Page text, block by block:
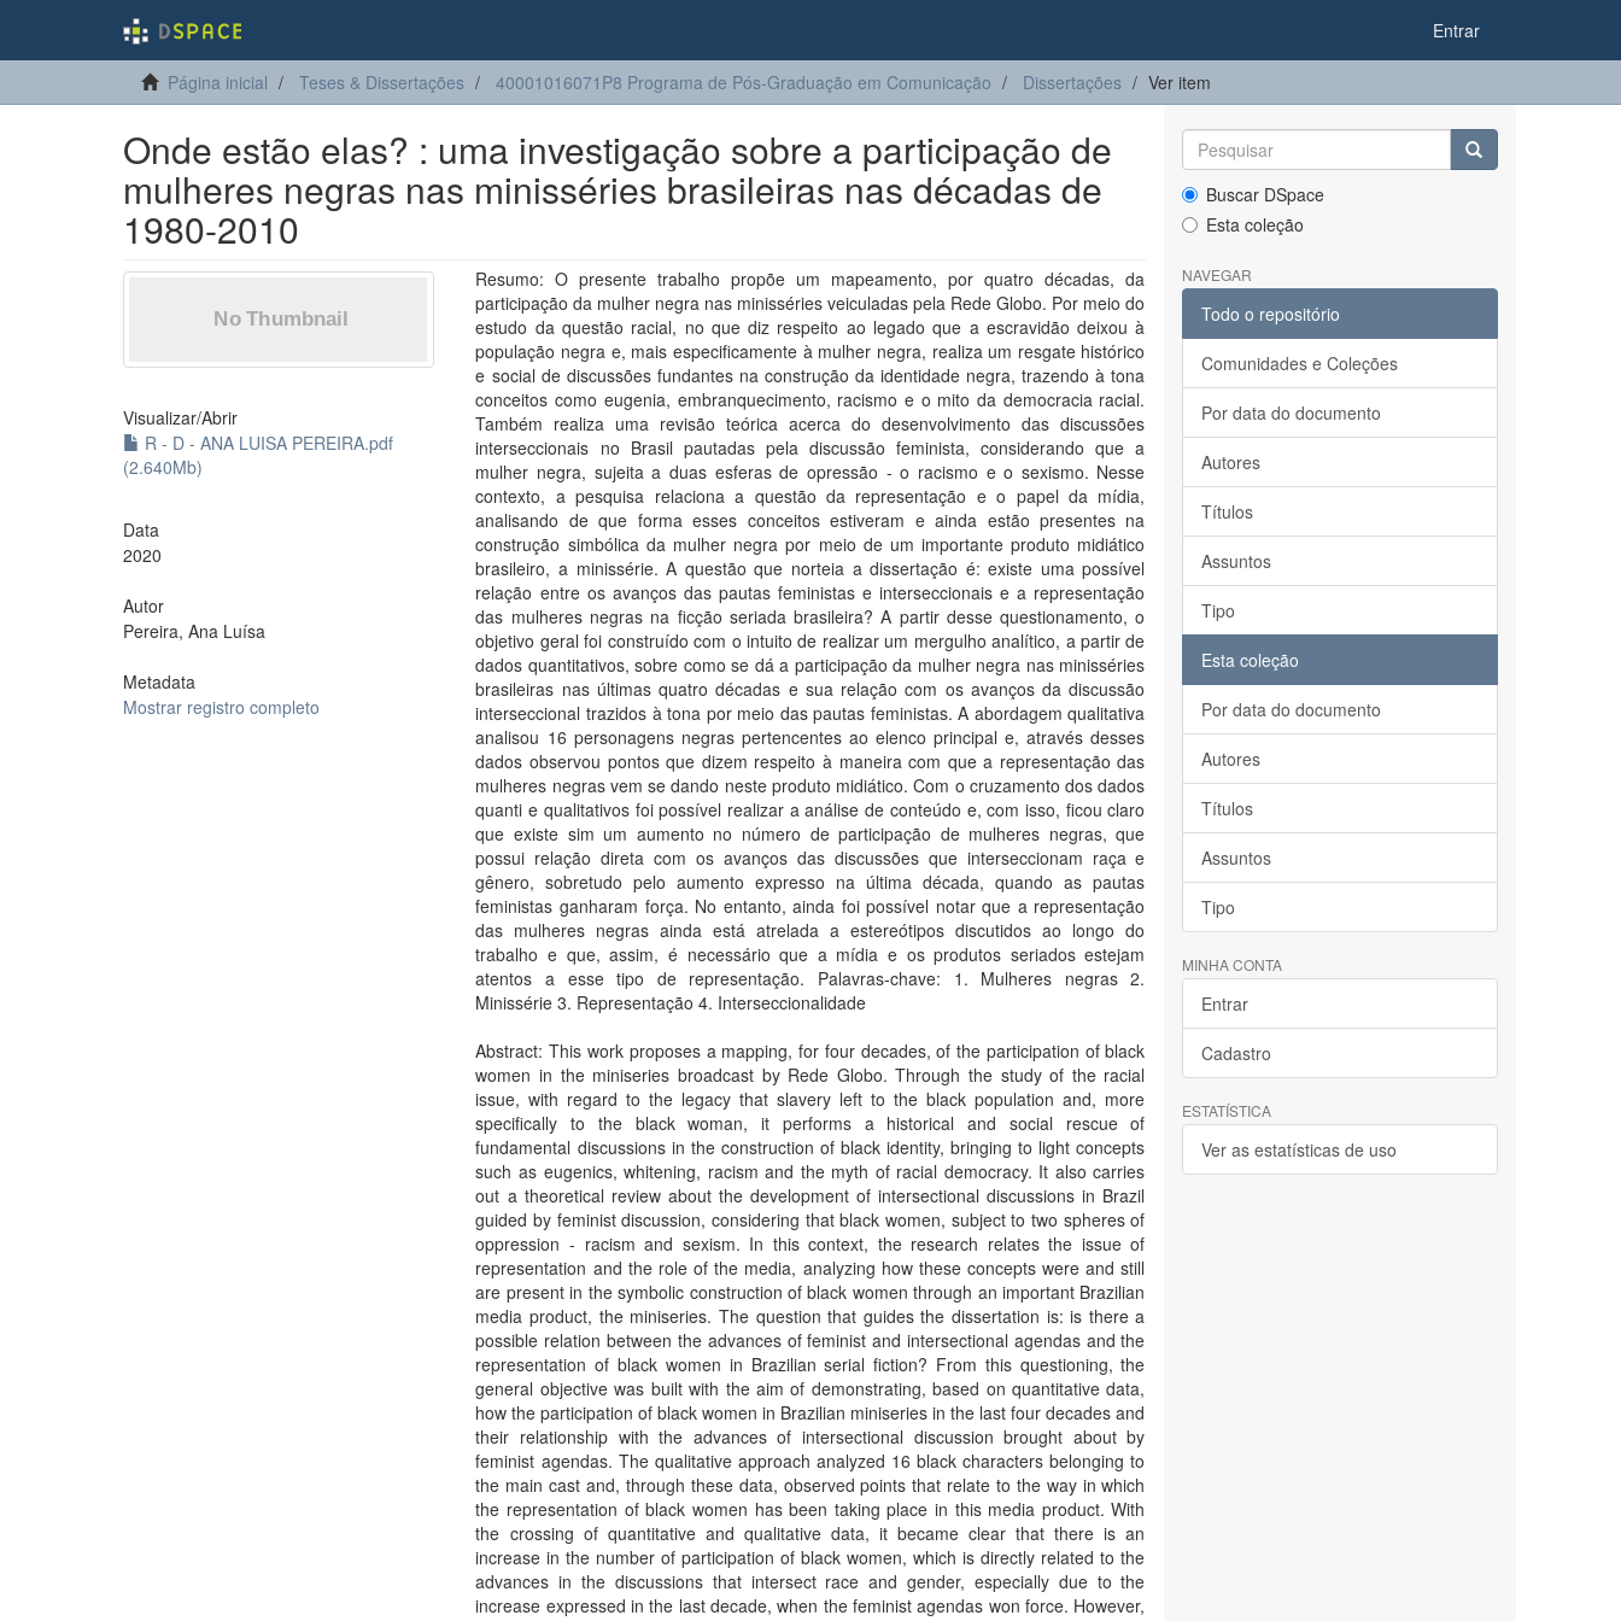
Entrar
Página inicial Teses & Dissertações 40001016071P8 Programa de Pós-Graduação em Comunicação Dissertações Ver item
Onde estão elas? : uma investigação sobre a participação de
mulheres negras nas minisséries brasileiras nas décadas de
1980-2010
Visualizar/Abrir
R - D - ANA LUISA PEREIRA.pdf
(2.640Mb)
Data
2020
Autor
Pereira, Ana Luísa
Metadata
Mostrar registro completo
Resumo: O presente trabalho propõe um mapeamento, por quatro décadas, da
participação da mulher negra nas minisséries veiculadas pela Rede Globo. Por meio do
estudo da questão racial, no que diz respeito ao legado que a escravidão deixou à
população negra e, mais especificamente à mulher negra, realiza um resgate histórico
e social de discussões fundantes na construção da identidade negra, trazendo à tona
conceitos como eugenia, embranquecimento, racismo e o mito da democracia racial.
Também realiza uma revisão teórica acerca do desenvolvimento das discussões
interseccionais no Brasil pautadas pela discussão feminista, considerando que a
mulher negra, sujeita a duas esferas de opressão - o racismo e o sexismo. Nesse
contexto, a pesquisa relaciona a questão da representação e o papel da mídia,
analisando de que forma esses conceitos estiveram e ainda estão presentes na
construção simbólica da mulher negra por meio de um importante produto midiático
brasileiro, a minissérie. A questão que norteia a dissertação é: existe uma possível
relação entre os avanços das pautas feministas e interseccionais e a representação
das mulheres negras na ficção seriada brasileira? A partir desse questionamento, o
objetivo geral foi construído com o intuito de realizar um mergulho analítico, a partir de
dados quantitativos, sobre como se dá a participação da mulher negra nas minisséries
brasileiras nas últimas quatro décadas e sua relação com os avanços da discussão
interseccional trazidos à tona por meio das pautas feministas. A abordagem qualitativa
analisou 16 personagens negras pertencentes ao elenco principal e, através desses
dados observou pontos que dizem respeito à maneira com que a representação das
mulheres negras vem se dando neste produto midiático. Com o cruzamento dos dados
quanti e qualitativos foi possível realizar a análise de conteúdo e, com isso, ficou claro
que existe sim um aumento no número de participação de mulheres negras, que
possui relação direta com os avanços das discussões que interseccionam raça e
gênero, sobretudo pelo aumento expresso na última década, quando as pautas
feministas ganharam força. No entanto, ainda foi possível notar que a representação
das mulheres negras ainda está atrelada a estereótipos discutidos ao longo do
trabalho e que, assim, é necessário que a mídia e os produtos seriados estejam
atentos a esse tipo de representação. Palavras-chave: 1. Mulheres negras 2.
Minissérie 3. Representação 4. Interseccionalidade
Abstract: This work proposes a mapping, for four decades, of the participation of black
women in the miniseries broadcast by Rede Globo. Through the study of the racial
issue, with regard to the legacy that slavery left to the black population and, more
specifically to the black woman, it performs a historical and social rescue of
fundamental discussions in the construction of black identity, bringing to light concepts
such as eugenics, whitening, racism and the myth of racial democracy. It also carries
out a theoretical review about the development of intersectional discussions in Brazil
guided by feminist discussion, considering that black women, subject to two spheres of
oppression - racism and sexism. In this context, the research relates the issue of
representation and the role of the media, analyzing how these concepts were and still
are present in the symbolic construction of black women through an important Brazilian
media product, the miniseries. The question that guides the dissertation is: is there a
possible relation between the advances of feminist and intersectional agendas and the
representation of black women in Brazilian serial fiction? From this questioning, the
general objective was built with the aim of demonstrating, based on quantitative data,
how the participation of black women in Brazilian miniseries in the last four decades and
their relationship with the advances of intersectional discussion brought about by
feminist agendas. The qualitative approach analyzed 16 black characters belonging to
the main cast and, through these data, observed points that relate to the way in which
the representation of black women has been taking place in this media product. With
the crossing of quantitative and qualitative data, it became clear that there is an
increase in the number of participation of black women, which is directly related to the
advances in the discussions that intersect race and gender, especially due to the
increase expressed in the last decade, when the feminist agendas won force. However,
Buscar DSpace
Esta coleção
NAVEGAR
Todo o repositório
Comunidades e Coleções
Por data do documento
Autores
Títulos
Assuntos
Tipo
Esta coleção
Por data do documento
Autores
Títulos
Assuntos
Tipo
MINHA CONTA
Entrar
Cadastro
ESTATÍSTICA
Ver as estatísticas de uso